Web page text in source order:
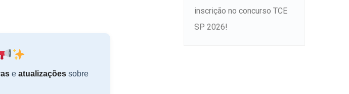
e atualizações sobre
inscrição no concurso TCE
SP 2026!